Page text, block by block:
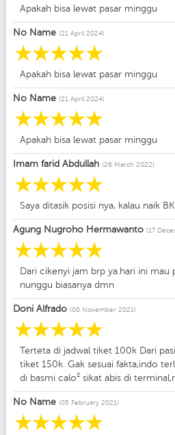
Apakah bisa lewat pasar minggu
No Name (21 April 2024)
☆
☆
☆
☆
☆
Apakah bisa lewat pasar minggu
No Name (21 April 2024)
☆
☆
☆
☆
☆
Apakah bisa lewat pasar minggu
Imam farid Abdullah (26 March 2022)
☆
☆
☆
☆
☆
Saya ditasik posisi nya, kalau naik
Agung Nugroho Hermawanto (17
☆
☆
☆
☆
☆
Dari cikenyi jam brp ya.hari ini mau
nunggu biasanya dmn
Doni Alfrado (08 November 2021)
☆
☆
☆
☆
☆
Terteta di jadwal tiket 100k Dari
tiket 150k. Gak sesuai fakta,indo
di basmi calo² sikat abis di
No Name (05 February 2021)
☆
☆
☆
☆
☆